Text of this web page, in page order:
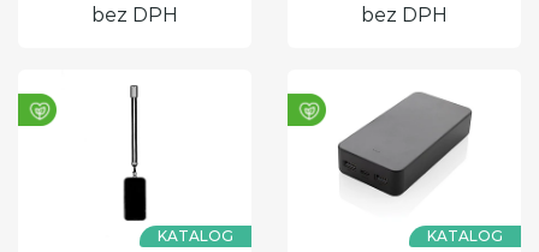
bez DPH bez DPH
KATALOG KATALOG